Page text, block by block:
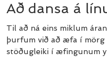
Að dansa á
Til að ná eins miklum
þurfum við að æfa í mörg
stöðugleiki í æfingunum